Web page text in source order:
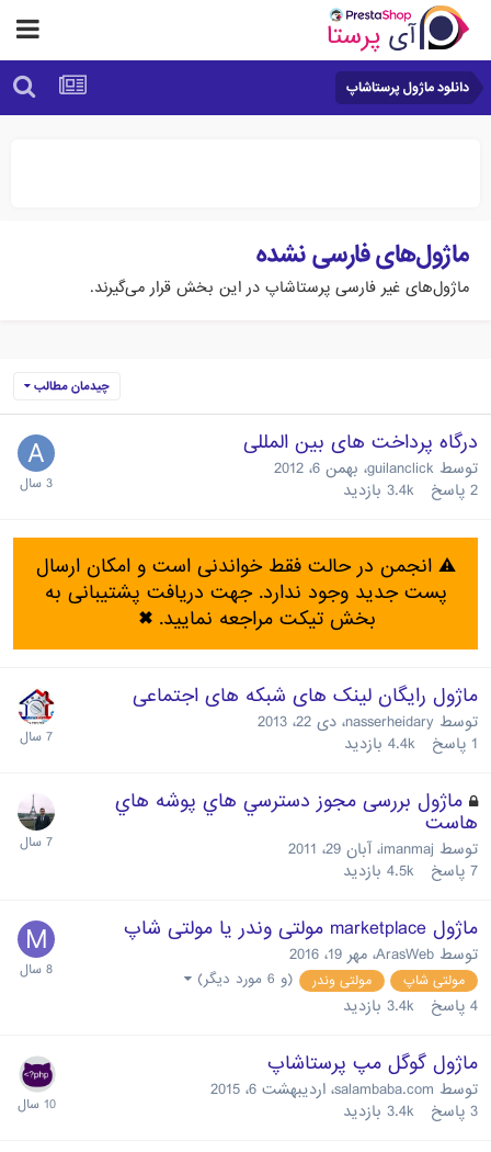
دانلود ماژول پرستاشاپ
ماژول‌های فارسی نشده
ماژول‌های غیر فارسی پرستاشاپ در این بخش قرار می‌گیرند.
چیدمان مطالب
درگاه پرداخت های بین المللی
توسط guilanclick، بهمن 6، 2012
2 پاسخ 3.4k بازدید
⚠️ انجمن در حالت فقط خواندنی است و امکان ارسال
پست جدید وجود ندارد. جهت دریافت پشتیبانی به
بخش تیکت مراجعه نمایید.✖
ماژول رایگان لینک های شبکه های اجتماعی
توسط nasserheidary، دی 22، 2013
1 پاسخ 4.4k بازدید
ماژول بررسی مجوز دسترسي هاي پوشه هاي
هاست
توسط imanmaj،آبان 29، 2011
7 پاسخ 4.5k بازدید
ماژول marketplace مولتی وندر یا مولتی شاپ
توسط ArasWeb، مهر 19، 2016
مولتی شاپ مولتی وندر (و 6 مورد دیگر)
4 پاسخ 3.4k بازدید
ماژول گوگل مپ پرستاشاپ
توسط salambaba.com، اردیبهشت 6، 2015
3 پاسخ 3.4k بازدید